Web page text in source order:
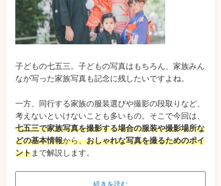
子どもの七五三。子どもの写真はもちろん、家族みん
なが写った家族写真も記念に残したいですよね。
一方、同行する家族の服装選びや撮影の段取りなど、
考えないといけないことも多いもの。そこで今回は、
七五三で家族写真を撮影する場合の服装や撮影場所な
どの基本情報から、おしゃれな写真を撮るためのポイ
ントまで解説します。
続きを読む